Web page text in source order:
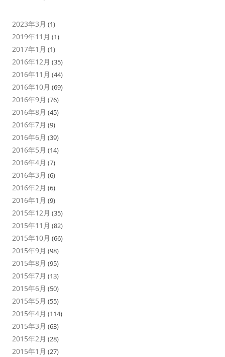
2023年3月 (1)
2019年11月 (1)
2017年1月 (1)
2016年12月 (35)
2016年11月 (44)
2016年10月 (69)
2016年9月 (76)
2016年8月 (45)
2016年7月 (9)
2016年6月 (39)
2016年5月 (14)
2016年4月 (7)
2016年3月 (6)
2016年2月 (6)
2016年1月 (9)
2015年12月 (35)
2015年11月 (82)
2015年10月 (66)
2015年9月 (98)
2015年8月 (95)
2015年7月 (13)
2015年6月 (50)
2015年5月 (55)
2015年4月 (114)
2015年3月 (63)
2015年2月 (28)
2015年1月 (27)